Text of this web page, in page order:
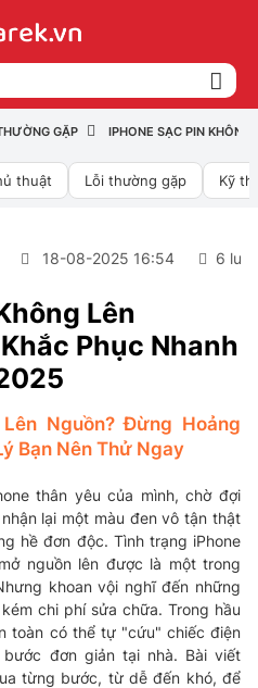
GẶP IPHONE SẠC PIN
thuật Lỗi thường gặp Kỹ
18-08-2025 16:54 6
Lên
Phục Nhanh
Nguồn? Đừng Hoảng
Bạn Nên Thử Ngay
thân yêu của mình, chờ đợi
lại một màu đen vô tận thật
hề đơn độc. Tình trạng iPhone
nguồn lên được là một trong
khoan vội nghĩ đến những
chi phí sửa chữa. Trong hầu
toàn có thể tự "cứu" chiếc điện
đơn giản tại nhà. Bài viết
từng bước, từ dễ đến khó, để